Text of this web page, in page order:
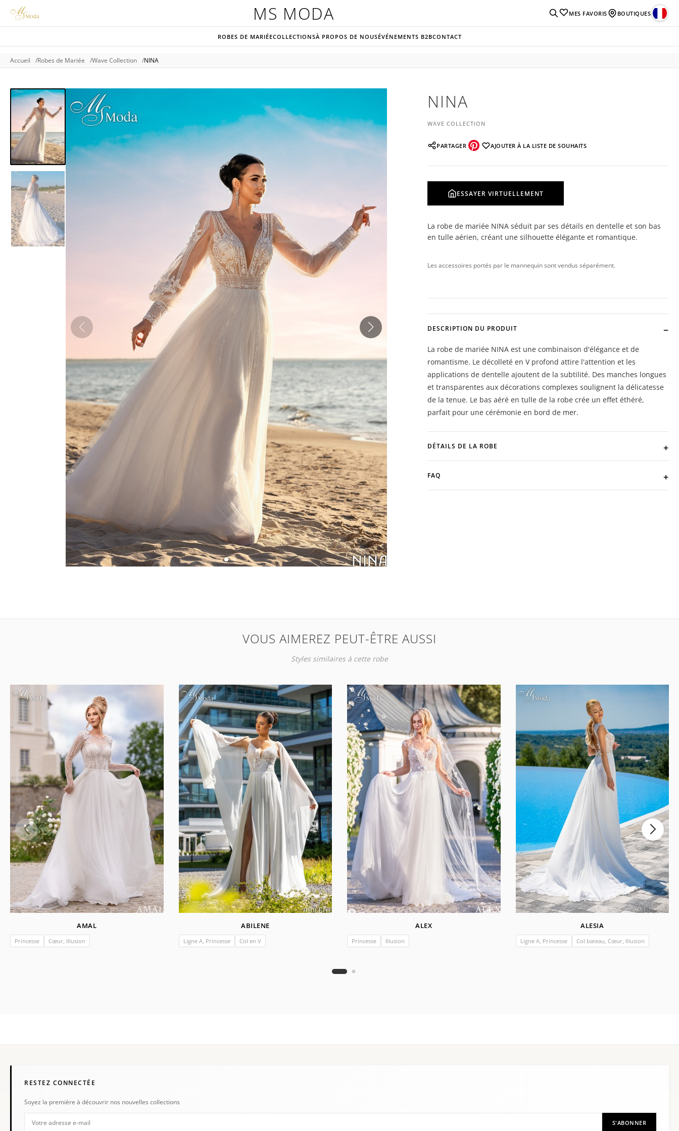
MS MODA MES FAVORIS BOUTIQUES
ROBES DE MARIÉECOLLECTIONSÀ PROPOS DE NOUSÉVÉNEMENTS B2BCONTACT
Accueil Robes de Mariée Wave Collection NINA
NINA
WAVE COLLECTION
PARTAGER AJOUTER À LA LISTE DE SOUHAITS
ESSAYER VIRTUELLEMENT
La robe de mariée NINA séduit par ses détails en dentelle et son bas
en tulle aérien, créant une silhouette élégante et romantique.
Les accessoires portés par le mannequin sont vendus séparément.
DESCRIPTION DU PRODUIT
La robe de mariée NINA est une combinaison d'élégance et de
romantisme. Le décolleté en V profond attire l'attention et les
applications de dentelle ajoutent de la subtilité. Des manches longues
et transparentes aux décorations complexes soulignent la délicatesse
de la tenue. Le bas aéré en tulle de la robe crée un effet éthéré,
parfait pour une cérémonie en bord de mer.
DÉTAILS DE LA ROBE
FAQ
VOUS AIMEREZ PEUT-ÊTRE AUSSI
Styles similaires à cette robe
AMAL
Princesse Cœur, Illusion
ABILENE
Ligne A, Princesse Col en V
ALEX
Princesse Illusion
ALESIA
Ligne A, Princesse Col bateau, Cœur, Illusion
RESTEZ CONNECTÉE
Soyez la première à découvrir nos nouvelles collections
S'ABONNER